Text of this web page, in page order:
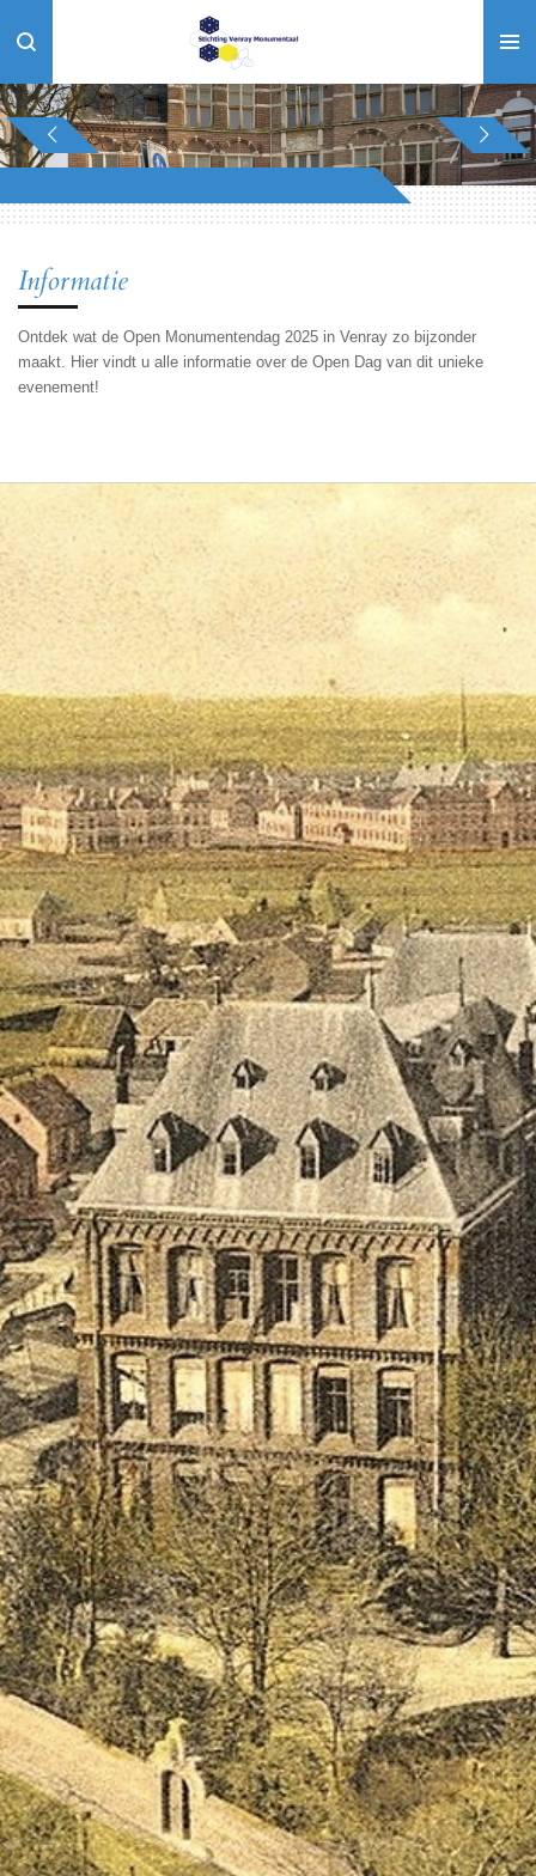
direct
de
hoofdinhoud
Informatie
Ontdek wat de Open Monumentendag 2025 in Venray zo bijzonder
maakt. Hier vindt u alle informatie over de Open Dag van dit unieke
evenement!